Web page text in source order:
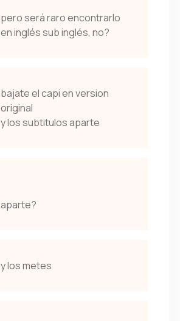
pero será raro encontrarlo
en inglés sub inglés, no?
bajate el capi en version
original
y los subtitulos aparte
aparte?
y los metes